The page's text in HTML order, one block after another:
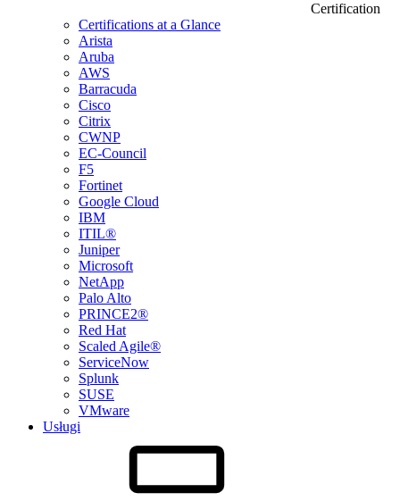
Certification
Certifications at a Glance
Arista
Aruba
AWS
Barracuda
Cisco
Citrix
CWNP
EC-Council
F5
Fortinet
Google Cloud
IBM
ITIL®
Juniper
Microsoft
NetApp
Palo Alto
PRINCE2®
Red Hat
Scaled Agile®
ServiceNow
Splunk
SUSE
VMware
Usługi